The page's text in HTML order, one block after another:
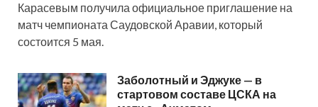
Карасевым получила официальное приглашение на
матч чемпионата Саудовской Аравии, который
состоится 5 мая.
Заболотный и Эджуке — в
стартовом составе ЦСКА на